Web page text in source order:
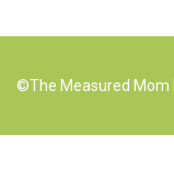
©The Measured Mom